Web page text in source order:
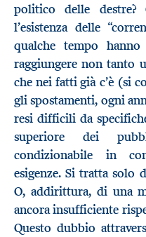
politico delle destre?
l’esistenza delle
qualche tempo
raggiungere non tanto
che nei fatti già c’è (si
gli spostamenti, ogni
resi difficili da
superiore dei
condizionabile in
esigenze. Si tratta solo
O, addirittura, di una
ancora insufficiente
Questo dubbio